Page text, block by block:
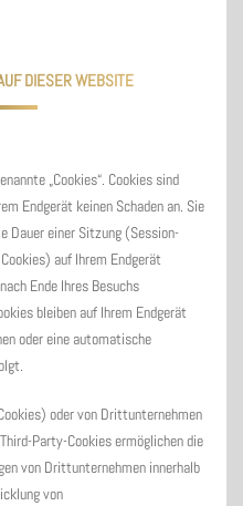
DIESER WEBSITE
„Cookies“. Cookies sind
Endgerät keinen Schaden an. Sie
Dauer einer Sitzung (Session-
auf Ihrem Endgerät
Ende Ihres Besuchs
bleiben auf Ihrem Endgerät
oder eine automatische
oder von Drittunternehmen
Party-Cookies ermöglichen die
von Drittunternehmen innerhalb
von